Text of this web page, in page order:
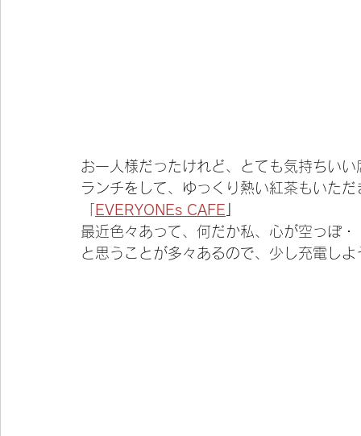
お一人様だったけれど、とても気持ちい
ランチをして、ゆっくり熱い紅茶もいただ
EVERYONEs CAFE
最近色々あって、何だか私、心が空っぽ・
と思うことが多々あるので、少し充電し